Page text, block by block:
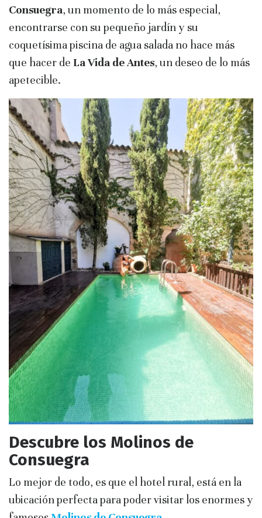
Consuegra, un momento de lo más especial,
encontrarse con su pequeño jardín y su
coquetísima piscina de agua salada no hace más
que hacer de La Vida de Antes, un deseo de lo más
apetecible.
Descubre los Molinos de
Consuegra
Lo mejor de todo, es que el hotel rural, está en la
ubicación perfecta para poder visitar los enormes y